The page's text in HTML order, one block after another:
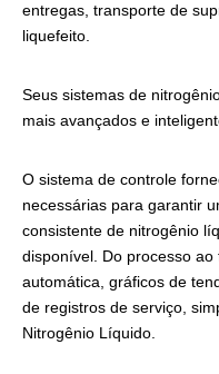
entregas, transporte de
liquefeito.
Seus sistemas de
mais avançados e
O sistema de controle
necessárias para garantir
consistente de nitrogênio
disponível. Do processo
automática, gráficos de
de registros de serviço,
Nitrogênio Líquido.